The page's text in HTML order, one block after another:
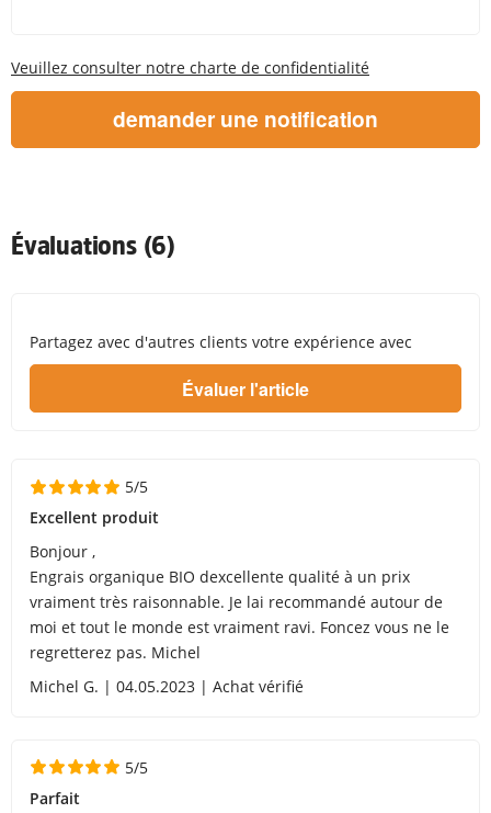
Veuillez consulter notre charte de confidentialité
demander une notification
Évaluations (6)
Partagez avec d'autres clients votre expérience avec
5/5
Excellent produit
Bonjour ,
Engrais organique BIO dexcellente qualité à un prix
vraiment très raisonnable. Je lai recommandé autour de
moi et tout le monde est vraiment ravi. Foncez vous ne le
regretterez pas. Michel
Michel G. | 04.05.2023 | Achat vérifié
5/5
Parfait